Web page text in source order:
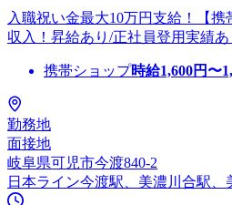
入職祝い金最大10万円支給！【
収入！昇給あり/正社員登用実績
携帯ショップ時給1,600円〜
勤務地
面接地
岐阜県可児市今渡840-2
日本ライン今渡駅、美濃川合駅、